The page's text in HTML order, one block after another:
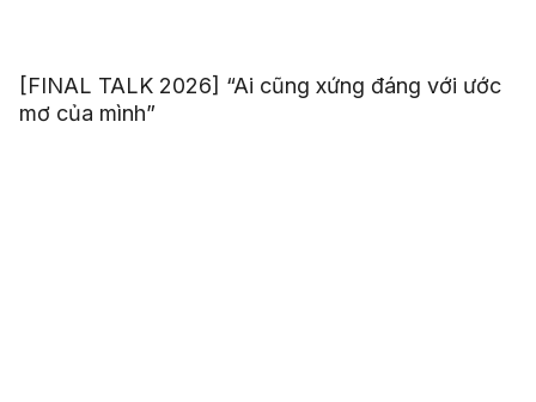
[FINAL TALK 2026] “Ai cũng xứng đáng với ước
mơ của mình”